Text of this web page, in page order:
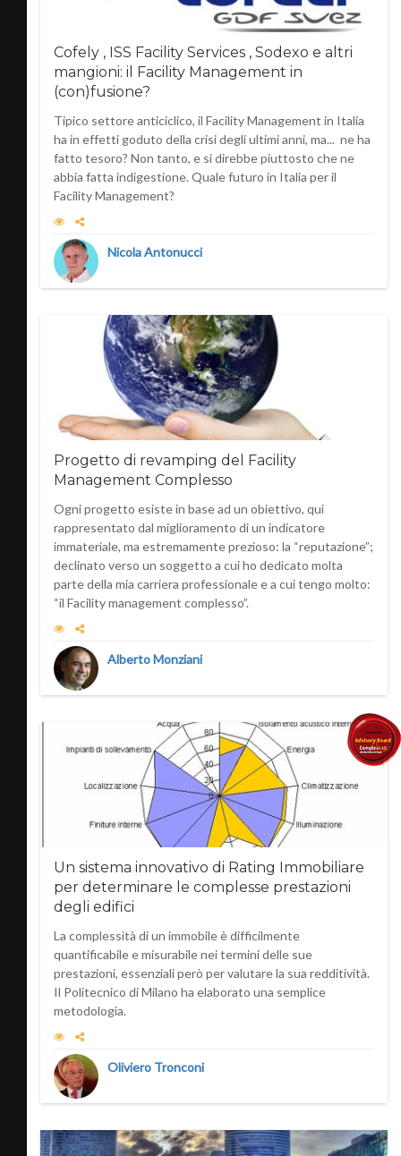
Cofely , ISS Facility Services , Sodexo e altri
mangioni: il Facility Management in
(con)fusione?
Tipico settore anticiclico, il Facility Management in Italia
ha in effetti goduto della crisi degli ultimi anni, ma... ne ha
fatto tesoro? Non tanto, e si direbbe piuttosto che ne
abbia fatta indigestione. Quale futuro in Italia per il
Facility Management?
Nicola Antonucci
Progetto di revamping del Facility
Management Complesso
Ogni progetto esiste in base ad un obiettivo, qui
rappresentato dal miglioramento di un indicatore
immateriale, ma estremamente prezioso: la “reputazione”;
declinato verso un soggetto a cui ho dedicato molta
parte della mia carriera professionale e a cui tengo molto:
“il Facility management complesso”.
Alberto Monziani
Un sistema innovativo di Rating Immobiliare
per determinare le complesse prestazioni
degli edifici
La complessità di un immobile è difficilmente
quantificabile e misurabile nei termini delle sue
prestazioni, essenziali però per valutare la sua redditività.
Il Politecnico di Milano ha elaborato una semplice
metodologia.
Oliviero Tronconi